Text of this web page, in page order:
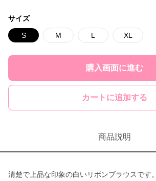
サイズ
S M L XL
購入画面に進む
カートに追加する
商品説明
清楚で上品な印象の白いリボンブラウスです。